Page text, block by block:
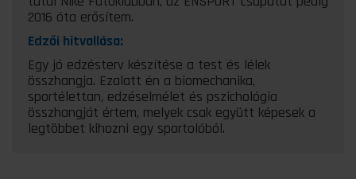
2016 óta erősítem.
Edzői hitvallása:
Egy jó edzésterv készítése a test és lélek
összhangja. Ezalatt én a biomechanika,
sportélettan, edzéselmélet és pszichológia
összhangját értem, melyek csak együtt képesek a
legtöbbet kihozni egy sportolóból.